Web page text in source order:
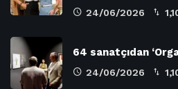
24/06/2026
64 sanatçıdan
24/06/2026